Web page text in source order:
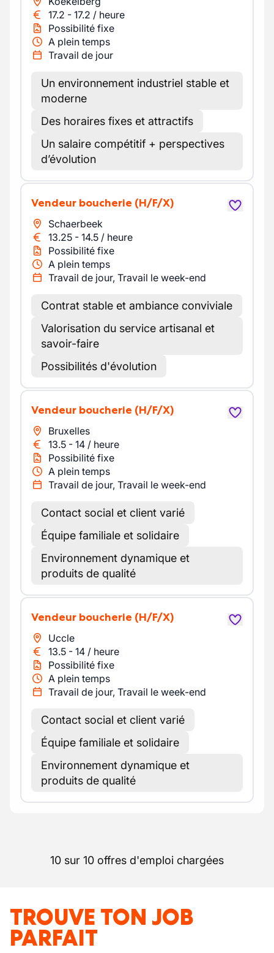
17.2 - 17.2 / heure
Possibilité fixe
A plein temps
Travail de jour
Un environnement industriel stable et
moderne
Des horaires fixes et attractifs
Un salaire compétitif + perspectives
d’évolution
Vendeur boucherie (H/F/X)
Schaerbeek
13.25 - 14.5 / heure
Possibilité fixe
A plein temps
Travail de jour, Travail le week-end
Contrat stable et ambiance conviviale
Valorisation du service artisanal et
savoir-faire
Possibilités d'évolution
Vendeur boucherie (H/F/X)
Bruxelles
13.5 - 14 / heure
Possibilité fixe
A plein temps
Travail de jour, Travail le week-end
Contact social et client varié
Équipe familiale et solidaire
Environnement dynamique et
produits de qualité
Vendeur boucherie (H/F/X)
Uccle
13.5 - 14 / heure
Possibilité fixe
A plein temps
Travail de jour, Travail le week-end
Contact social et client varié
Équipe familiale et solidaire
Environnement dynamique et
produits de qualité
10 sur 10 offres d'emploi chargées
TROUVE TON JOB
PARFAIT